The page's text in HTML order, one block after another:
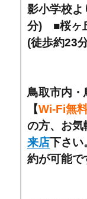
影小学校
分) ■桜ヶ
(徒歩約23
鳥取市内・
【Wi-Fi無
の方、お気
来店下さい
約が可能で